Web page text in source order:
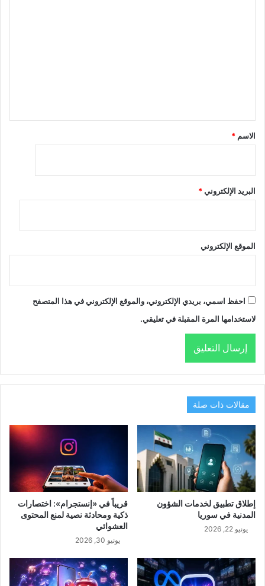
الاسم *
البريد الإلكتروني*
الموقع الإلكتروني
احفظ اسمي، بريدي الإلكتروني، والموقع الإلكتروني في هذا المتصفح
لاستخدامها المرة المقبلة في تعليقي.
مقالات ذات صلة
إطلاق تطبيق لخدمات الشؤون
المدنية في سوريا
يونيو 22, 2026
قريباً في «إنستجرام»: اختصارات
ذكية ومحادثة نصية لمنع المحتوى
العشوائي
يونيو 30, 2026